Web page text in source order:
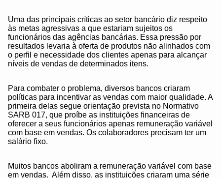
Uma das principais críticas ao setor bancário diz respeito
às metas agressivas a que estariam sujeitos os
funcionários das agências bancárias. Essa pressão por
resultados levaria à oferta de produtos não alinhados com
o perfil e necessidade dos clientes apenas para alcançar
níveis de vendas de determinados itens.
Para combater o problema, diversos bancos criaram
políticas para incentivar as vendas com maior qualidade. A
primeira delas segue orientação prevista no Normativo
SARB 017, que proíbe as instituições financeiras de
oferecer a seus funcionários apenas remuneração variável
com base em vendas. Os colaboradores precisam ter um
salário fixo.
Muitos bancos aboliram a remuneração variável com base
em vendas. Além disso, as instituições criaram uma série